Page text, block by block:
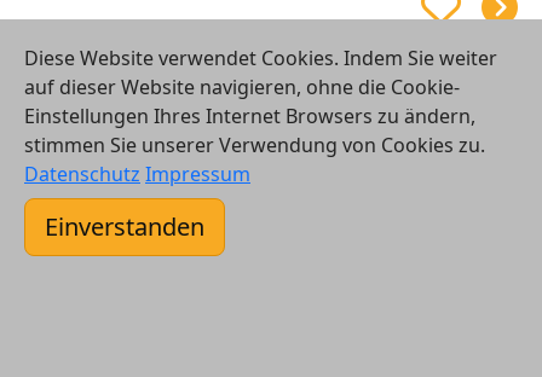
Lüdemann Haustechnik e. K.
Hamburg
Entfernung:20,6km
Siegfried Hartung Sanitär Heizung
Hamburg
Entfernung:
Diese Website verwendet Cookies. Indem Sie weiter
auf dieser Website navigieren, ohne die Cookie-
Einstellungen Ihres Internet Browsers zu ändern,
stimmen Sie unserer Verwendung von Cookies zu.
Datenschutz Impressum
Einverstanden